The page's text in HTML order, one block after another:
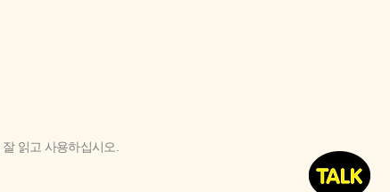
읽고 사용하십시오.